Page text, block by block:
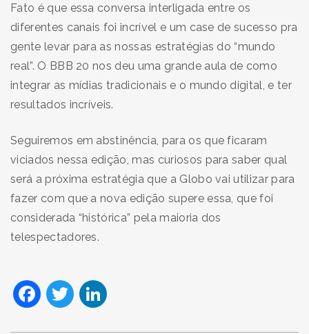
Fato é que essa conversa interligada entre os
diferentes canais foi incrível e um case de sucesso pra
gente levar para as nossas estratégias do “mundo
real”. O BBB 20 nos deu uma grande aula de como
integrar as mídias tradicionais e o mundo digital, e ter
resultados incríveis.
Seguiremos em abstinência, para os que ficaram
viciados nessa edição, mas curiosos para saber qual
será a próxima estratégia que a Globo vai utilizar para
fazer com que a nova edição supere essa, que foi
considerada “histórica” pela maioria dos
telespectadores.
Facebook
Twitter